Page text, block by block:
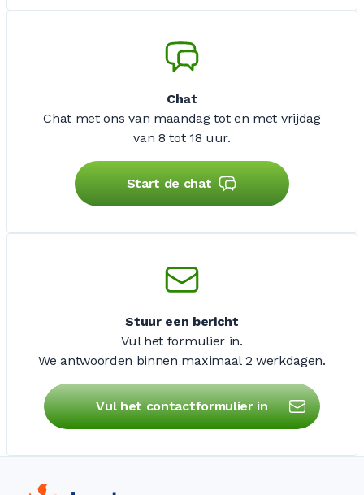
Chat
Chat met ons van maandag tot en met vrijdag
van 8 tot 18 uur.
Start de chat
Stuur een bericht
Vul het formulier in.
We antwoorden binnen maximaal 2 werkdagen.
Vul het contactformulier in